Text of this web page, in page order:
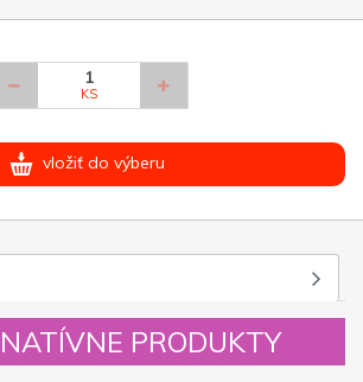
KS
vložiť do výberu
PRODUKTY